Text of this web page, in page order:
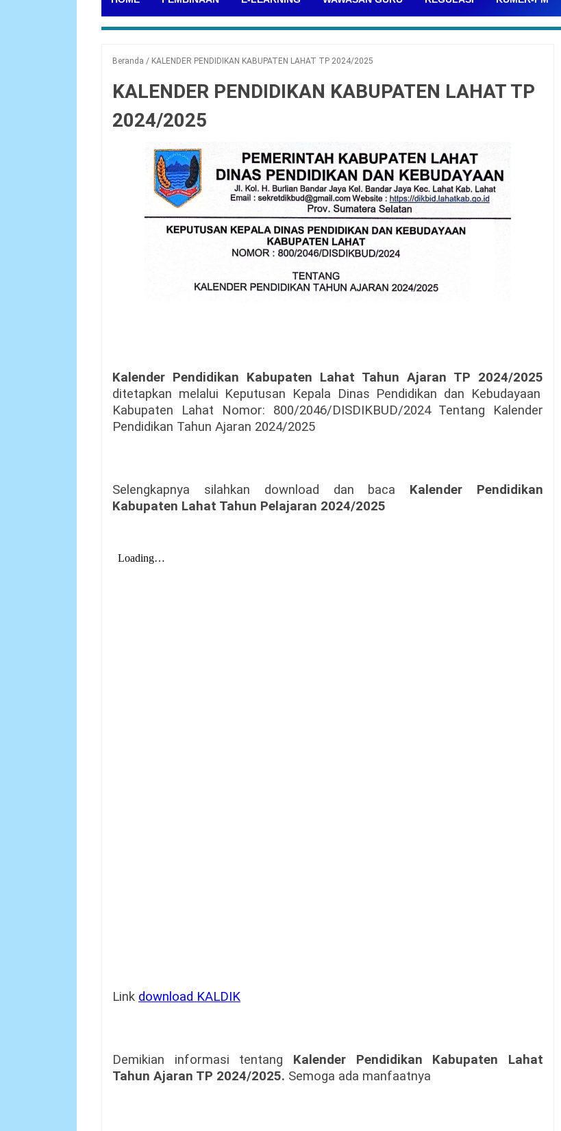
Beranda / KALENDER PENDIDIKAN KABUPATEN LAHAT TP 2024/2025
KALENDER PENDIDIKAN KABUPATEN LAHAT TP
2024/2025
Kalender Pendidikan Kabupaten Lahat Tahun Ajaran TP 2024/2025
ditetapkan melalui Keputusan Kepala Dinas Pendidikan dan Kebudayaan
Kabupaten Lahat Nomor: 800/2046/DISDIKBUD/2024 Tentang Kalender
Pendidikan Tahun Ajaran 2024/2025
Selengkapnya silahkan download dan baca Kalender Pendidikan
Kabupaten Lahat Tahun Pelajaran 2024/2025
Link download KALDIK
Demikian informasi tentang Kalender Pendidikan Kabupaten Lahat
Tahun Ajaran TP 2024/2025. Semoga ada manfaatnya